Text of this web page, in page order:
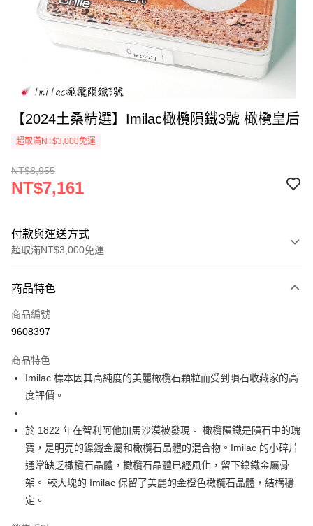
【2024土桑精選】Imilac橄欖隕鐵3號 橄欖皇后
超取滿NT$3,000免運
NT$8,955
NT$7,161
付款與運送方式
超取滿NT$3,000免運
信用卡一次付款
超商取貨付款
Apple Pay
街口支付
悠遊付
ATM付款
運送方式
商品特色
商品編號
9608397
商品特色
Imilac 標本因其高純度的美麗橄欖石顆粒而受到隕石收藏家的高
度評價。
於 1822 年在智利阿他加馬沙漠被發現。 橄欖隕鐵是隕石中的瑰
寶，是明亮的鎳鐵金屬和橄欖石晶體的混合物。Imilac 的小碎片
通常缺乏橄欖石晶體，橄欖石晶體已經風化，留下鎳鐵金屬骨
架。 較大塊的 Imilac 保留了美麗的金橙色橄欖石晶體，結構穩
定。